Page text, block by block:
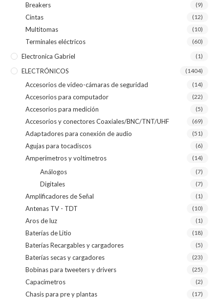
Breakers (9)
Cintas (12)
Multitomas (10)
Terminales eléctricos (60)
Electronica Gabriel (1)
ELECTRÓNICOS (1404)
Accesorios de video-cámaras de seguridad (14)
Accesorios para computador (22)
Accesorios para medición (5)
Accesorios y conectores Coaxiales/BNC/TNT/UHF (69)
Adaptadores para conexión de audio (51)
Agujas para tocadiscos (6)
Amperímetros y voltímetros (14)
Análogos (7)
Digitales (7)
Amplificadores de Señal (1)
Antenas TV - TDT (10)
Aros de luz (1)
Baterías de Litio (18)
Baterías Recargables y cargadores (5)
Baterías secas y cargadores (23)
Bobinas para tweeters y drivers (25)
Capacímetros (2)
Chasis para pre y plantas (17)